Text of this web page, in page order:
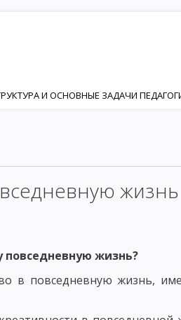
И ОСНОВНЫЕ ЗАДАЧИ
ЧЕРТЫ ЛИЧНОСТИ
ЛИЧНОСТИ
РЕБЕНКА
жизнь
жизнь?
в повседневную жизнь,